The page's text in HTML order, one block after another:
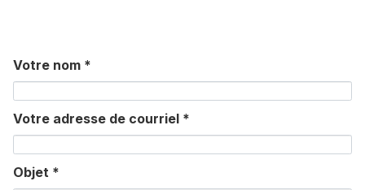
Votre nom *
Votre adresse de courriel *
Objet *